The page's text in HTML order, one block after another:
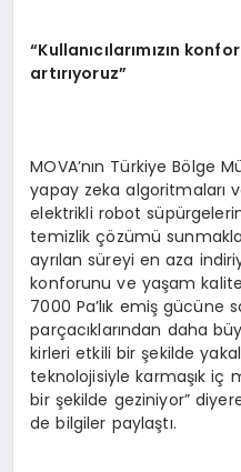
“Kullanıcılarımızın
artırıyoruz”
MOVA’nın Türkiye Bölge
yapay zeka algoritmaları
elektrikli robot
temizlik çözümü
ayrılan süreyi en aza
konforunu ve yaşam
7000 Pa’lık emiş gücüne
parçacıklarından daha
kirleri etkili bir şekilde
teknolojisiyle karmaşık iç
bir şekilde geziniyor”
de bilgiler paylaştı.